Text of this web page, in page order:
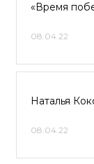
«Время
08.04.22
Наталья
08.04.22